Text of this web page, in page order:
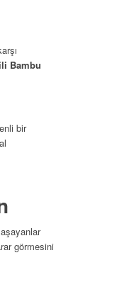
Bambu
bir
görmesini